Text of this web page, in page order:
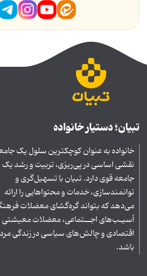
تبیان؛ دستیار خانواده
خانواده به عنوان کوچکترین سلول یک
نقشی اساسی در پی‌ریزی، تربیت و رشد یک
جامعه قوی دارد. تبیان با تسهیل‌گری و
توانمندسازی، خدمات و محتواهایی را ارائه
می‌دهد که بتواند گره‌گشای معضلات
آسیـب‌های اجــتماعی، معضلات معیشتی
اقتصادی و چالش‌های سیاسی در زندگی
باشد.